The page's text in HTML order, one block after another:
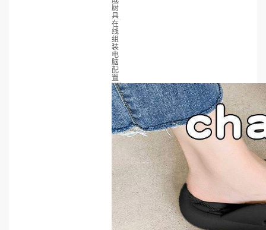
厨
具
在
线
组
装
电
脑
配
置